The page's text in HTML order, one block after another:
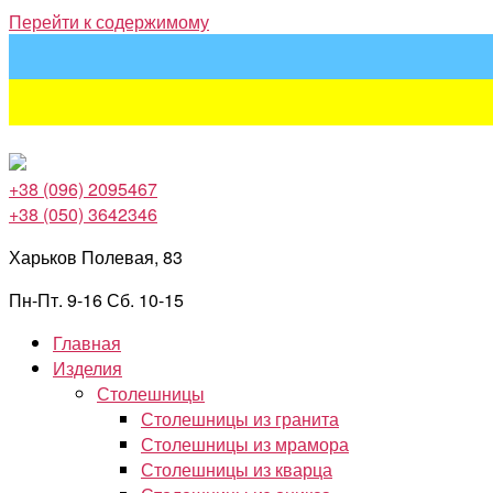
Перейти к содержимому
+38 (096) 2095467
+38 (050) 3642346
Харьков Полевая, 83
Пн-Пт. 9-16 Сб. 10-15
Главная
Изделия
Столешницы
Столешницы из гранита
Столешницы из мрамора
Столешницы из кварца